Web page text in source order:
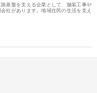
基盤を支える企業として、舗装工事や
社があります。地域住民の生活を支え